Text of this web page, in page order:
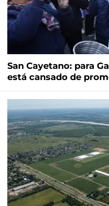
San Cayetano: para
está cansado de